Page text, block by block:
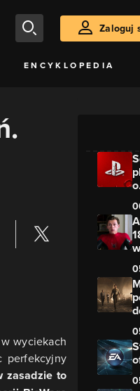
Zaloguj
ENCYKLOPEDIA
wyciekach
perfekcyjny
zasadzie to